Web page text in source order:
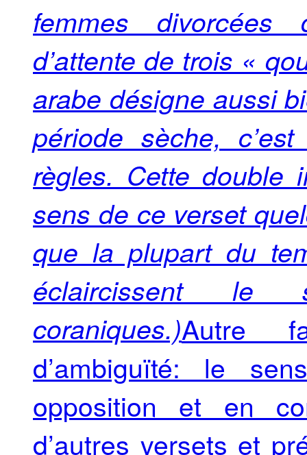
femmes
d’attente de trois «
arabe désigne aussi
période sèche,
règles. Cette double
sens de ce verset
que la plupart du
éclaircissent
coraniques.)Autre
d’ambiguïté: le
opposition et en
d’autres versets et